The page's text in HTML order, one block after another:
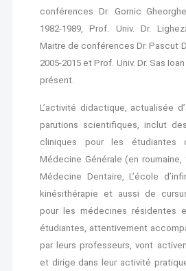
conférences Dr. Gornic
1982-1989, Prof. Univ. Dr.
Maitre de conférences Dr. Pascut
2005-2015 et Prof. Univ. Dr. Sas
présent.
L’activité didactique, actualisée
parutions scientifiques, inclut
cliniques pour les
Médecine Générale (en
Médecine Dentaire, L’école
kinésithérapie et aussi de
pour les médecines résidentes
étudiantes, attentivement
par leurs professeurs, vont
et dirige dans leur activité